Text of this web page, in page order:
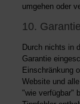
umgehen oder
10.
Durch nichts in
Garantie
Einschränkung
Website und
"wie verfügbar"